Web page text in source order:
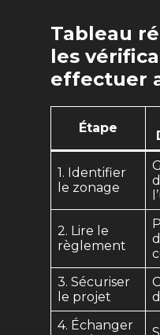
Tableau
les
effectuer
Étape
1. Identifier
le zonage
2. Lire le
règlement
3. Sécuriser
le projet
4. Échanger